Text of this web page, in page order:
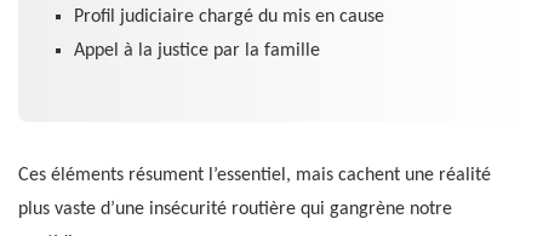
Profil judiciaire chargé du mis en cause
Appel à la justice par la famille
Ces éléments résument l’essentiel, mais cachent une réalité
plus vaste d’une insécurité routière qui gangrène notre